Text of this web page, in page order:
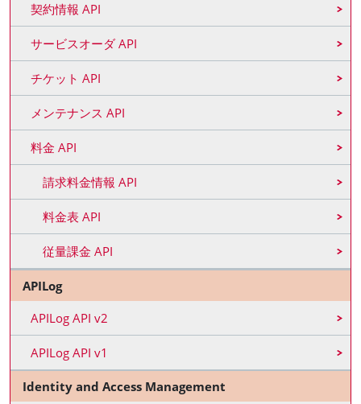
契約情報 API
サービスオーダ API
チケット API
メンテナンス API
料金 API
請求料金情報 API
料金表 API
従量課金 API
APILog
APILog API v2
APILog API v1
Identity and Access Management